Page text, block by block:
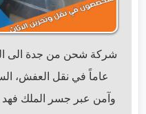
عاماً في نقل العفش،